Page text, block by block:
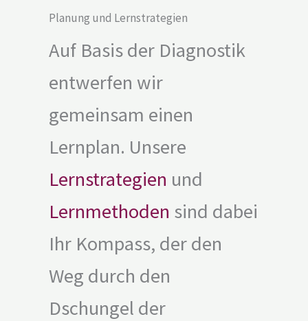
Planung und Lernstrategien
Auf Basis der Diagnostik
entwerfen wir
gemeinsam einen
Lernplan. Unsere
Lernstrategien und
Lernmethoden sind dabei
Ihr Kompass, der den
Weg durch den
Dschungel der